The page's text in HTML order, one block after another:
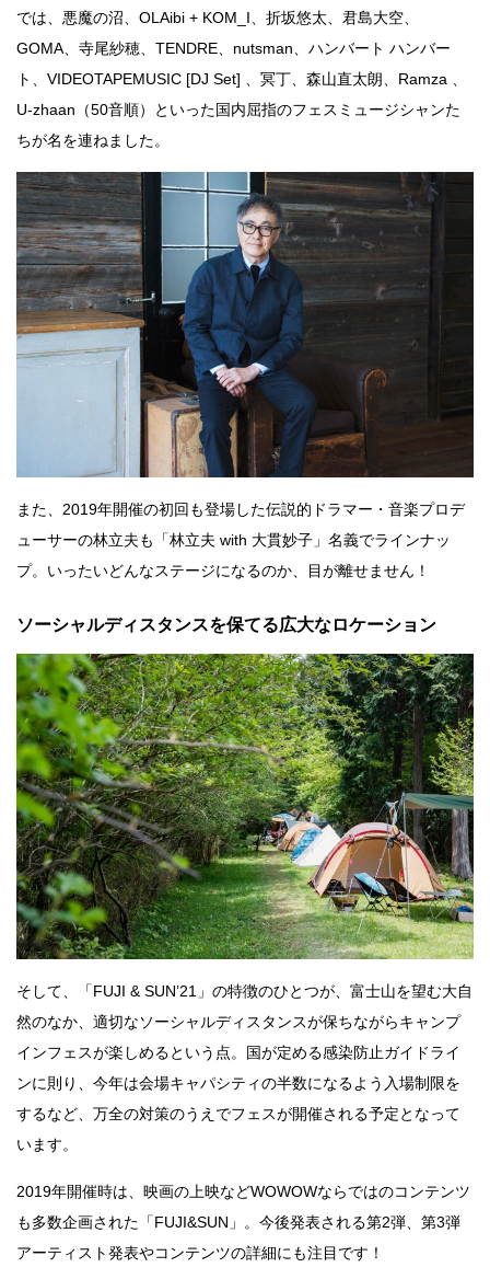
では、悪魔の沼、OLAibi + KOM_I、折坂悠太、君島大空、
GOMA、寺尾紗穂、TENDRE、nutsman、ハンバート ハンバー
ト、VIDEOTAPEMUSIC [DJ Set] 、冥丁、森山直太朗、Ramza 、
U-zhaan（50音順）といった国内屈指のフェスミュージシャンた
ちが名を連ねました。
また、2019年開催の初回も登場した伝説的ドラマー・音楽プロデ
ューサーの林立夫も「林立夫 with 大貫妙子」名義でラインナッ
プ。いったいどんなステージになるのか、目が離せません！
ソーシャルディスタンスを保てる広大なロケーション
そして、「FUJI & SUN’21」の特徴のひとつが、富士山を望む大自
然のなか、適切なソーシャルディスタンスが保ちながらキャンプ
インフェスが楽しめるという点。国が定める感染防止ガイドライ
ンに則り、今年は会場キャパシティの半数になるよう入場制限を
するなど、万全の対策のうえでフェスが開催される予定となって
います。
2019年開催時は、映画の上映などWOWOWならではのコンテンツ
も多数企画された「FUJI&SUN」。今後発表される第2弾、第3弾
アーティスト発表やコンテンツの詳細にも注目です！